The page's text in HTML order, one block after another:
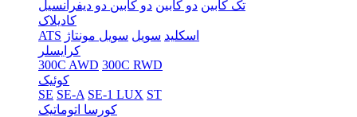
تک کابین دو کابین دو کابین دو دیفرانسیل
کادیلاک
ATS
اسکلید سویل سویل مونتاژ
کرایسلر
300C AWD 300C RWD
کوئیک
SE SE-A SE-1 LUX ST
کورسا اتوماتیک